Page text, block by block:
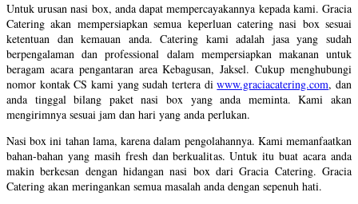
Untuk urusan nasi box, anda dapat mempercayakannya kepada kami. Gracia
Catering akan mempersiapkan semua keperluan catering nasi box sesuai
ketentuan dan kemauan anda. Catering kami adalah jasa yang sudah
berpengalaman dan professional dalam mempersiapkan makanan untuk
beragam acara pengantaran area Kebagusan, Jaksel. Cukup menghubungi
nomor kontak CS kami yang sudah tertera diwww.graciacatering.com, dan
anda tinggal bilang paket nasi box yang anda meminta. Kami akan
mengirimnya sesuai jam dan hari yang anda perlukan.
Nasi box ini tahan lama, karena dalam pengolahannya. Kami memanfaatkan
bahan-bahan yang masih fresh dan berkualitas. Untuk itu buat acara anda
makin berkesan dengan hidangan nasi box dari Gracia Catering. Gracia
Catering akan meringankan semua masalah anda dengan sepenuh hati.